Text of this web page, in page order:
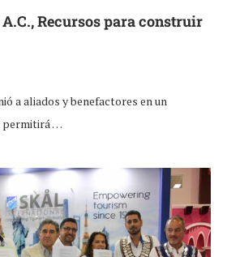
Recursos para construir
a aliados y benefactores en un
permitirá …